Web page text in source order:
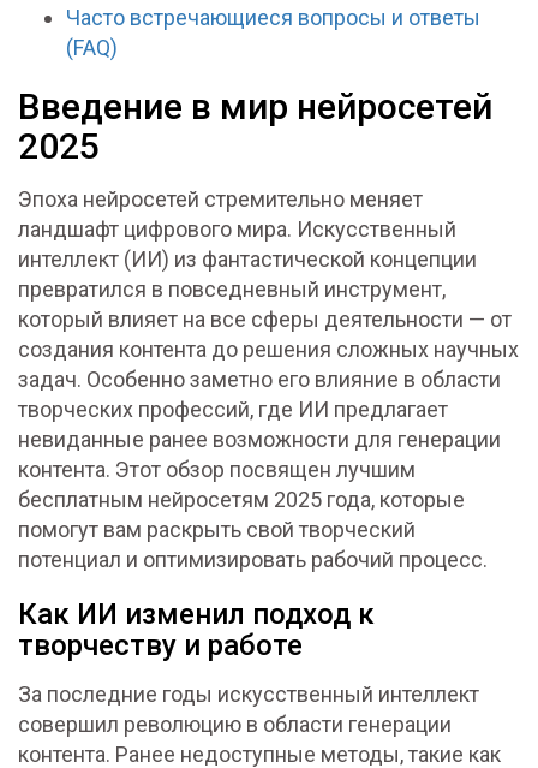
Часто встречающиеся вопросы и ответы
(FAQ)
Введение в мир нейросетей
2025
Эпоха нейросетей стремительно меняет
ландшафт цифрового мира. Искусственный
интеллект (ИИ) из фантастической концепции
превратился в повседневный инструмент,
который влияет на все сферы деятельности — от
создания контента до решения сложных научных
задач. Особенно заметно его влияние в области
творческих профессий, где ИИ предлагает
невиданные ранее возможности для генерации
контента. Этот обзор посвящен лучшим
бесплатным нейросетям 2025 года, которые
помогут вам раскрыть свой творческий
потенциал и оптимизировать рабочий процесс.
Как ИИ изменил подход к
творчеству и работе
За последние годы искусственный интеллект
совершил революцию в области генерации
контента. Ранее недоступные методы, такие как